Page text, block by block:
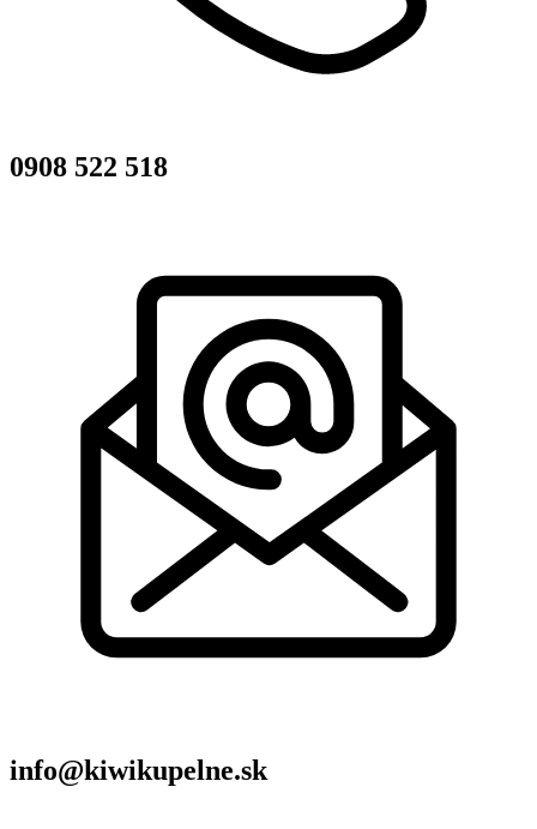
0908 522 518
info@kiwikupelne.sk